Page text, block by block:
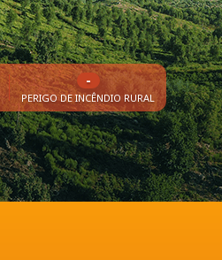
-
PERIGO DE INCÊNDIO RURAL